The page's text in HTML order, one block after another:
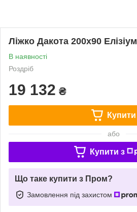
Ліжко Дакота 200х90 Елізіум
В наявності
Роздріб
19 132 ₴
Купити
або
Купити з
Що таке купити з Пром?
Замовлення під захистом